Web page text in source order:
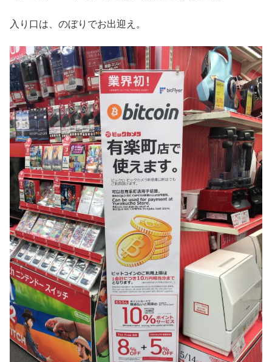
入り口は、のぼりでお出迎え。